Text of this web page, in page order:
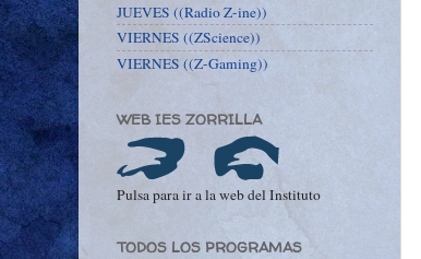
JUEVES ((Radio Z-ine))
VIERNES ((ZScience))
VIERNES ((Z-Gaming))
WEB IES ZORRILLA
Pulsa para ir a la web del Instituto
TODOS LOS PROGRAMAS